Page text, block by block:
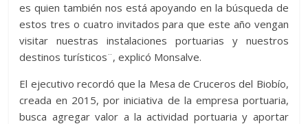
es quien también nos está apoyando en la búsqueda de
estos tres o cuatro invitados para que este año vengan
visitar nuestras instalaciones portuarias y nuestros
destinos turísticos¨, explicó Monsalve.
El ejecutivo recordó que la Mesa de Cruceros del Biobío,
creada en 2015, por iniciativa de la empresa portuaria,
busca agregar valor a la actividad portuaria y aportar